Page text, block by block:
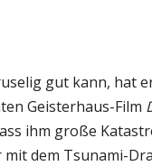
gut kann, hat
Geisterhaus-Film
ihm große
mit dem Tsunami-